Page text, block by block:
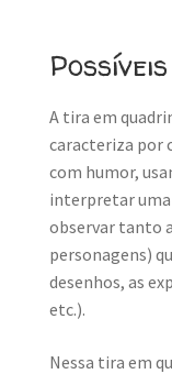
A tira em
caracteriza por
com humor,
interpretar uma
observar tanto
personagens)
desenhos, as
etc.).
Nessa tira em